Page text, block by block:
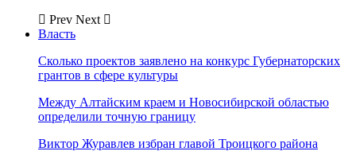
Prev Next
Власть
Сколько проектов заявлено на конкурс Губернаторских
грантов в сфере культуры
Между Алтайским краем и Новосибирской областью
определили точную границу
Виктор Журавлев избран главой Троицкого района